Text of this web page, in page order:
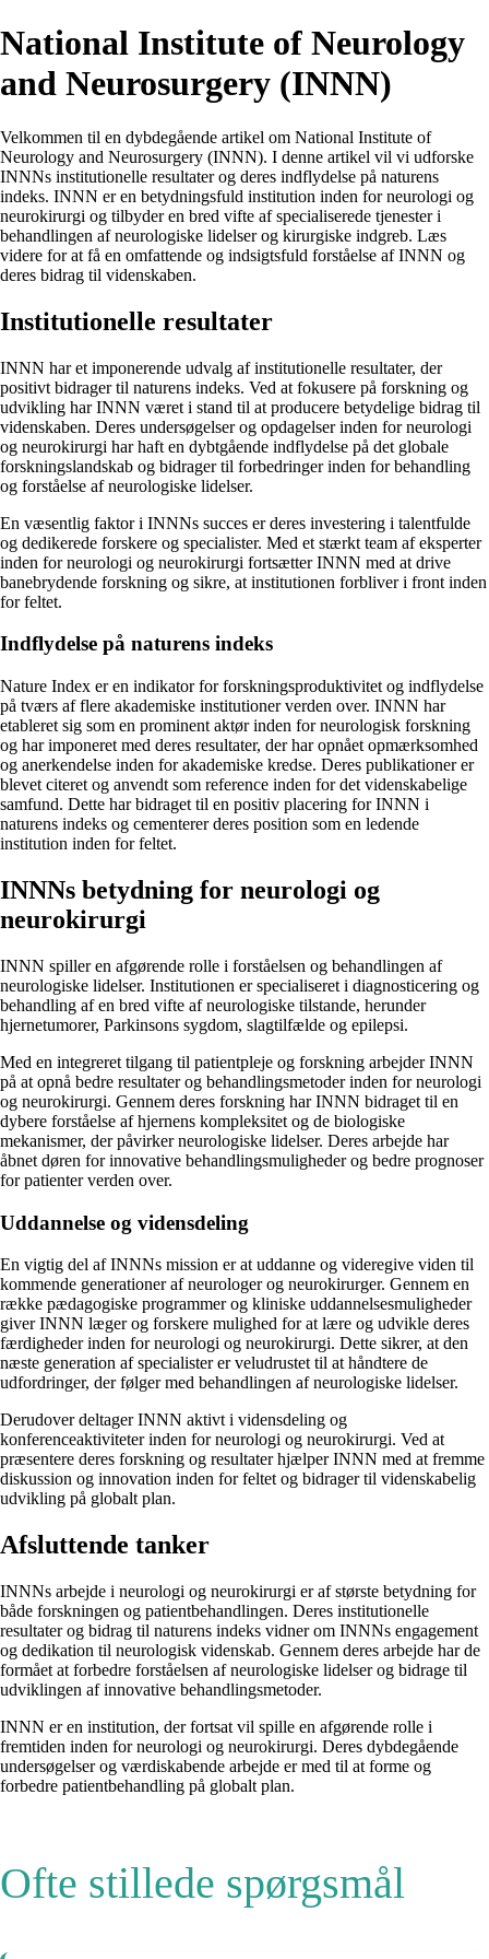
National Institute of Neurology
and Neurosurgery (INNN)
Velkommen til en dybdegående artikel om National Institute of
Neurology and Neurosurgery (INNN). I denne artikel vil vi udforske
INNNs institutionelle resultater og deres indflydelse på naturens
indeks. INNN er en betydningsfuld institution inden for neurologi og
neurokirurgi og tilbyder en bred vifte af specialiserede tjenester i
behandlingen af ​​neurologiske lidelser og kirurgiske indgreb. Læs
videre for at få en omfattende og indsigtsfuld forståelse af INNN og
deres bidrag til videnskaben.
Institutionelle resultater
INNN har et imponerende udvalg af institutionelle resultater, der
positivt bidrager til naturens indeks. Ved at fokusere på forskning og
udvikling har INNN været i stand til at producere betydelige bidrag til
videnskaben. Deres undersøgelser og opdagelser inden for neurologi
og neurokirurgi har haft en dybtgående indflydelse på det globale
forskningslandskab og bidrager til forbedringer inden for behandling
og forståelse af neurologiske lidelser.
En væsentlig faktor i INNNs succes er deres investering i talentfulde
og dedikerede forskere og specialister. Med et stærkt team af eksperter
inden for neurologi og neurokirurgi fortsætter INNN med at drive
banebrydende forskning og sikre, at institutionen forbliver i front inden
for feltet.
Indflydelse på naturens indeks
Nature Index er en indikator for forskningsproduktivitet og indflydelse
på tværs af flere akademiske institutioner verden over. INNN har
etableret sig som en prominent aktør inden for neurologisk forskning
og har imponeret med deres resultater, der har opnået opmærksomhed
og anerkendelse inden for akademiske kredse. Deres publikationer er
blevet citeret og anvendt som reference inden for det videnskabelige
samfund. Dette har bidraget til en positiv placering for INNN i
naturens indeks og cementerer deres position som en ledende
institution inden for feltet.
INNNs betydning for neurologi og
neurokirurgi
INNN spiller en afgørende rolle i forståelsen og behandlingen af ​​
neurologiske lidelser. Institutionen er specialiseret i diagnosticering og
behandling af en bred vifte af neurologiske tilstande, herunder
hjernetumorer, Parkinsons sygdom, slagtilfælde og epilepsi.
Med en integreret tilgang til patientpleje og forskning arbejder INNN
på at opnå bedre resultater og behandlingsmetoder inden for neurologi
og neurokirurgi. Gennem deres forskning har INNN bidraget til en
dybere forståelse af hjernens kompleksitet og de biologiske
mekanismer, der påvirker neurologiske lidelser. Deres arbejde har
åbnet døren for innovative behandlingsmuligheder og bedre prognoser
for patienter verden over.
Uddannelse og vidensdeling
En vigtig del af INNNs mission er at uddanne og videregive viden til
kommende generationer af neurologer og neurokirurger. Gennem en
række pædagogiske programmer og kliniske uddannelsesmuligheder
giver INNN læger og forskere mulighed for at lære og udvikle deres
færdigheder inden for neurologi og neurokirurgi. Dette sikrer, at den
næste generation af specialister er veludrustet til at håndtere de
udfordringer, der følger med behandlingen af ​​neurologiske lidelser.
Derudover deltager INNN aktivt i vidensdeling og
konferenceaktiviteter inden for neurologi og neurokirurgi. Ved at
præsentere deres forskning og resultater hjælper INNN med at fremme
diskussion og innovation inden for feltet og bidrager til videnskabelig
udvikling på globalt plan.
Afsluttende tanker
INNNs arbejde i neurologi og neurokirurgi er af største betydning for
både forskningen og patientbehandlingen. Deres institutionelle
resultater og bidrag til naturens indeks vidner om INNNs engagement
og dedikation til neurologisk videnskab. Gennem deres arbejde har de
formået at forbedre forståelsen af neurologiske lidelser og bidrage til
udviklingen af ​​innovative behandlingsmetoder.
INNN er en institution, der fortsat vil spille en afgørende rolle i
fremtiden inden for neurologi og neurokirurgi. Deres dybdegående
undersøgelser og værdiskabende arbejde er med til at forme og
forbedre patientbehandling på globalt plan.
Ofte stillede spørgsmål